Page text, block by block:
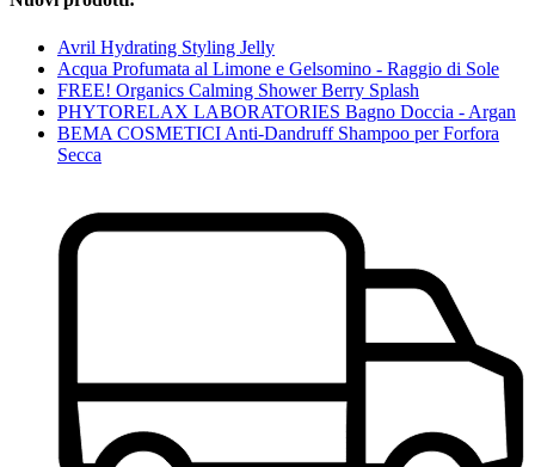
Avril Hydrating Styling Jelly
Acqua Profumata al Limone e Gelsomino - Raggio di Sole
FREE! Organics Calming Shower Berry Splash
PHYTORELAX LABORATORIES Bagno Doccia - Argan
BEMA COSMETICI Anti-Dandruff Shampoo per Forfora
Secca